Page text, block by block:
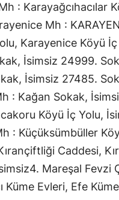
: Karayağcıhacılar
Mh :
Karayenice Köyü İç
İsimsiz 24999.
İsimsiz 27485.
: Kağan Sokak,
Köyü İç Yolu,
: Küçüksümbüller
Caddesi,
Mareşal Fevzi
Küme Evleri, Efe